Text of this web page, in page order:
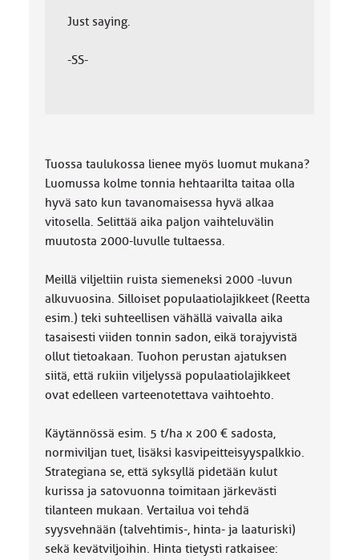
Just saying.
-SS-
Tuossa taulukossa lienee myös luomut mukana?
Luomussa kolme tonnia hehtaarilta taitaa olla
hyvä sato kun tavanomaisessa hyvä alkaa
vitosella. Selittää aika paljon vaihteluvälin
muutosta 2000-luvulle tultaessa.
Meillä viljeltiin ruista siemeneksi 2000 -luvun
alkuvuosina. Silloiset populaatiolajikkeet (Reetta
esim.) teki suhteellisen vähällä vaivalla aika
tasaisesti viiden tonnin sadon, eikä torajyvistä
ollut tietoakaan. Tuohon perustan ajatuksen
siitä, että rukiin viljelyssä populaatiolajikkeet
ovat edelleen varteenotettava vaihtoehto.
Käytännössä esim. 5 t/ha x 200 € sadosta,
normiviljan tuet, lisäksi kasvipeitteisyyspalkkio.
Strategiana se, että syksyllä pidetään kulut
kurissa ja satovuonna toimitaan järkevästi
tilanteen mukaan. Vertailua voi tehdä
syysvehnään (talvehtimis-, hinta- ja laaturiski)
sekä kevätviljoihin. Hinta tietysti ratkaisee: